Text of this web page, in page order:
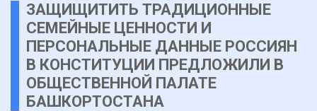
ЗАЩИЩИТИТЬ ТРАДИЦИОННЫЕ
СЕМЕЙНЫЕ ЦЕННОСТИ И
ПЕРСОНАЛЬНЫЕ ДАННЫЕ РОССИЯН
В КОНСТИТУЦИИ ПРЕДЛОЖИЛИ В
ОБЩЕСТВЕННОЙ ПАЛАТЕ
БАШКОРТОСТАНА